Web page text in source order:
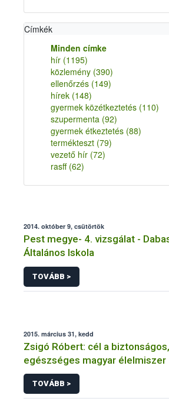
Címkék
Minden címke
hír (1195)
közlemény (390)
ellenőrzés (149)
hírek (148)
gyermek közétkeztetés (110)
szupermenta (92)
gyermek étkeztetés (88)
termékteszt (79)
vezető hír (72)
rasff (62)
2014. október 9, csütörtök
Pest megye- 4. vizsgálat -
Általános Iskola
TOVÁBB >
2015. március 31, kedd
Zsigó Róbert: cél a
egészséges magyar élelmiszer
TOVÁBB >